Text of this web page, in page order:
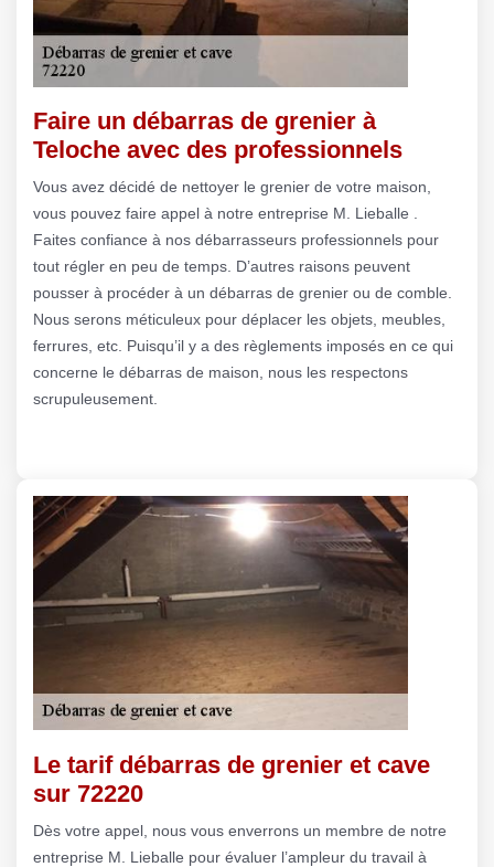
Faire un débarras de grenier à
Teloche avec des professionnels
Vous avez décidé de nettoyer le grenier de votre maison,
vous pouvez faire appel à notre entreprise M. Lieballe .
Faites confiance à nos débarrasseurs professionnels pour
tout régler en peu de temps. D’autres raisons peuvent
pousser à procéder à un débarras de grenier ou de comble.
Nous serons méticuleux pour déplacer les objets, meubles,
ferrures, etc. Puisqu’il y a des règlements imposés en ce qui
concerne le débarras de maison, nous les respectons
scrupuleusement.
Le tarif débarras de grenier et cave
sur 72220
Dès votre appel, nous vous enverrons un membre de notre
entreprise M. Lieballe pour évaluer l’ampleur du travail à